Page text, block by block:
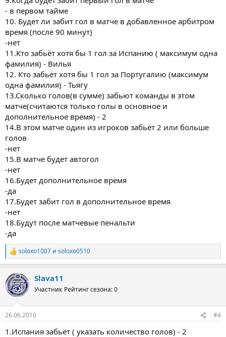
- в первом тайме
10. Будет ли забит гол в матче в добавленное арбитром
время (после 90 минут)
-нет
11.Кто забьёт хотя бы 1 гол за Испанию ( максимум одна
фамилия) - Вилья
12. Кто забьёт хотя бы 1 гол за Португалию (максимум
одна фамилия) - Тьягу
13.Сколько голов(в сумме) забьют команды в этом
матче(считаются только голы в основное и
дополнительное время) - 2
14.В этом матче один из игроков забьёт 2 или больше
голов
-нет
15.В матче будет автогол
-нет
16.Будет дополнительное время
-да
17.Будет забит гол в дополнительное время
-нет
18.Будут после матчевые пенальти
-да
Р
е
к
ц
и
soloxo1007 и soloxo0510
Slava11
Участник Рейтинг сезона: 0
26.06.2010 #4
1.Испания забьёт ( указать количество голов) - 2